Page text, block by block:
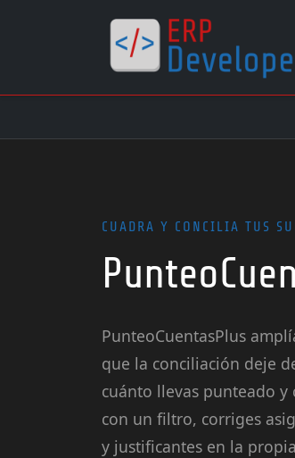
CUADRA Y CONCILIA TUS
PunteoCuentasPlus
que la conciliación deje
cuánto llevas punteado
con un filtro, corriges
y justificantes en la